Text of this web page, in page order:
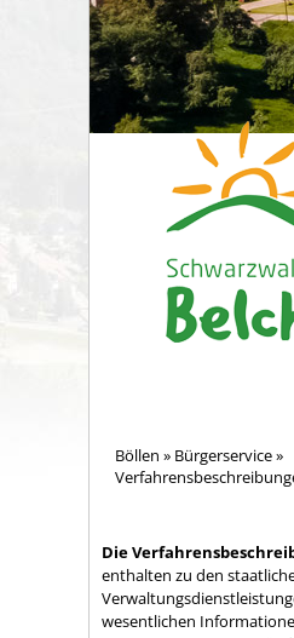
Böllen » Bürgerservice»
Die
enthalten zu den
wesentlichen